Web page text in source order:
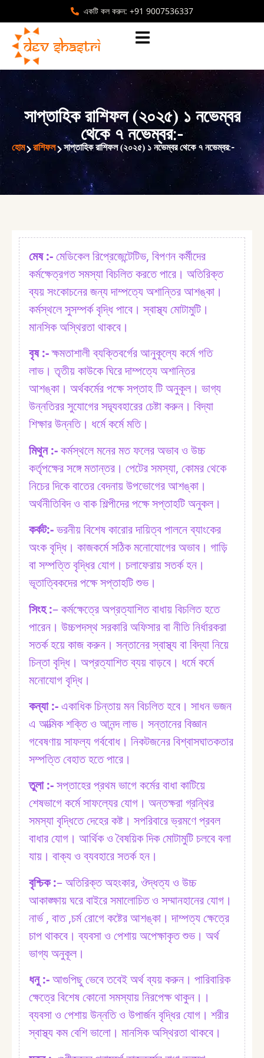
একটি কল করুন: +91 9007536337
সাপ্তাহিক রাশিফল (২০২৫) ১ নভেম্বর
থেকে ৭ নভেম্বর:⁠-
হোম রাশিফল সাপ্তাহিক রাশিফল (২০২৫) ১ নভেম্বর থেকে ৭ নভেম্বর:⁠-
মেষ :⁠-মেডিকেল রিপ্রেজেন্টেটিভ, বিপণন কর্মীদের
কর্মক্ষেত্রগত সমস্যা বিচলিত করতে পারে। অতিরিক্ত
ব্যয় সংকোচনের জন্য দাম্পত্যে অশান্তির আশঙ্কা।
কর্মস্থলে সুসম্পর্ক বৃদ্ধি পাবে। স্বাস্থ্য মোটামুটি।
মানসিক অস্থিরতা থাকবে।
বৃষ :⁠-ক্ষমতাশালী ব্যক্তিবর্গের আনুকূল্যে কর্মে গতি
লাভ। তৃতীয় কাউকে ঘিরে দাম্পত্যে অশান্তির
আশঙ্কা। অর্থকর্মের পক্ষে সপ্তাহ টি অনুকূল। ভাগ্য
উন্নতিরর সুযোগের সদ্ব্যবহারের চেষ্টা করুন। বিদ্যা
শিক্ষার উন্নতি। ধর্মে কর্মে মতি।
মিথুন :⁠-কর্মস্থলে মনের মত ফলের অভাব ও উচ্চ
কর্তৃপক্ষের সঙ্গে মতান্তর। পেটের সমস্যা, কোমর থেকে
নিচের দিকে বাতের বেদনায় উপভোগের আশঙ্কা।
অর্থনীতিবিদ ও বাক শিল্পীদের পক্ষে সপ্তাহটি অনুকল।
কর্কট:⁠-ভরনীয় বিশেষ কারোর দায়িত্ব পালনে ব্যাংকের
অংক বৃদ্ধি। কাজকর্মে সঠিক মনোযোগের অভাব। গাড়ি
বা সম্পত্তি বৃদ্ধির যোগ। চলাফেরায় সতর্ক হন।
ভূতাত্বিকদের পক্ষে সপ্তাহটি শুভ।
সিংহ :⁠– কর্মক্ষেত্রে অপ্রত্যাশিত বাধায় বিচলিত হতে
পারেন। উচ্চপদস্থ সরকারি অফিসার বা নীতি নির্ধারকরা
সতর্ক হয়ে কাজ করুন। সন্তানের স্বাস্থ্য বা বিদ্যা নিয়ে
চিন্তা বৃদ্ধি। অপ্রত্যাশিত ব্যয় বাড়বে। ধর্মে কর্মে
মনোযোগ বৃদ্ধি।
কন্যা :⁠-একাধিক চিন্তায় মন বিচলিত হবে। সাধন ভজন
এ আত্মিক শক্তি ও আনন্দ লাভ। সন্তানের বিজ্ঞান
গবেষণায় সাফল্য গর্ববোধ। নিকটজনের বিশ্বাসঘাতকতার
সম্পত্তি বেহাত হতে পারে।
তুলা :⁠-সপ্তাহের প্রথম ভাগে কর্মের বাধা কাটিয়ে
শেষভাগে কর্মে সাফল্যের যোগ। অন্তক্ষরা গ্রন্থির
সমস্যা বৃদ্ধিতে দেহের কষ্ট। সপরিবারে ভ্রমণে প্রবল
বাধার যোগ। আর্থিক ও বৈষয়িক দিক মোটামুটি চলবে বলা
যায়। বাক্য ও ব্যবহারে সতর্ক হন।
বৃশ্চিক :⁠– অতিরিক্ত অহংকার, ঔদ্ধত্য ও উচ্চ
আকাঙ্ক্ষায় ঘরে বাইরে সমালোচিত ও সম্মানহানের যোগ।
নার্ভ , বাত ,চর্ম রোগে কষ্টের আশঙ্কা। দাম্পত্য ক্ষেত্রে
চাপ থাকবে। ব্যবসা ও পেশায় অপেক্ষাকৃত শুভ। অর্থ
ভাগ্য অনুকূল।
ধনু :⁠-আগুপিছু ভেবে তবেই অর্থ ব্যয় করুন। পারিবারিক
ক্ষেত্রে বিশেষ কোনো সমস্যায় নিরপেক্ষ থাকুন।।
ব্যবসা ও পেশায় উন্নতি ও উপার্জন বৃদ্ধির যোগ। শরীর
স্বাস্থ্য কম বেশি ভালো। মানসিক অস্থিরতা থাকবে।